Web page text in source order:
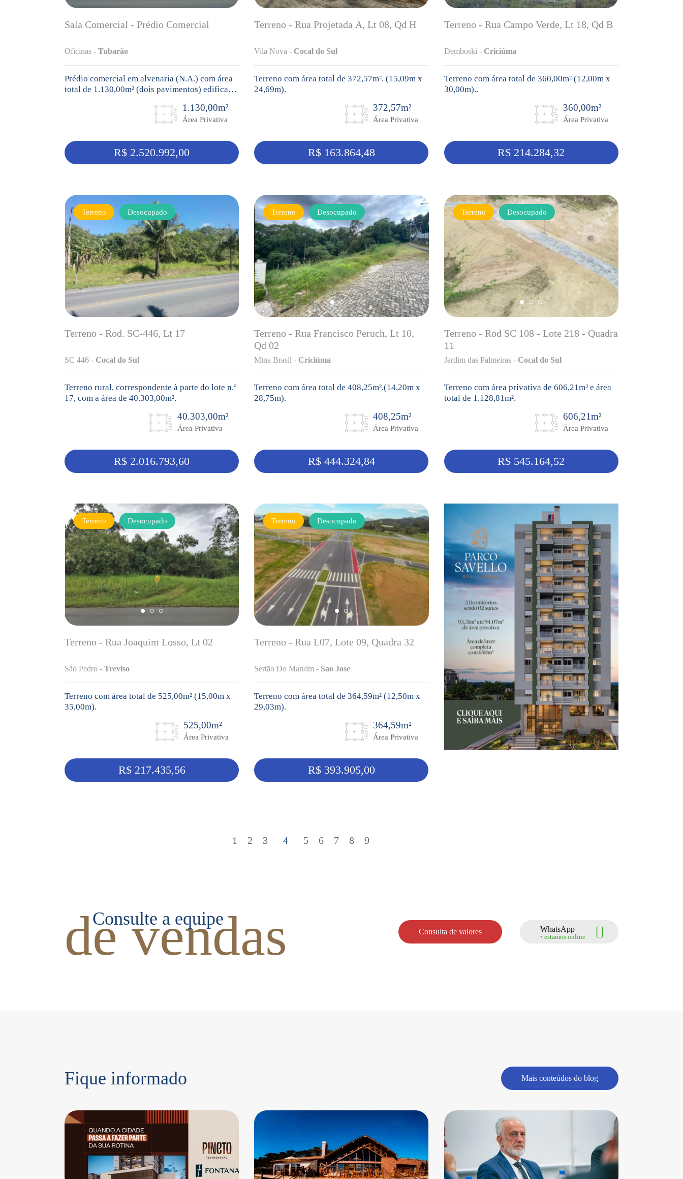
Sala Comercial - Prédio Comercial
Oficinas - Tubarão
Prédio comercial em alvenaria (N.A.) com área
total de 1.130,00m² (dois pavimentos) edificado
1.130,00m²
Área Privativa
R$ 2.520.992,00
Terreno - Rua Projetada A, Lt 08, Qd H
Vila Nova - Cocal do Sul
Terreno com área total de 372,57m². (15,09m x
24,69m).
372,57m²
Área Privativa
R$ 163.864,48
Terreno - Rua Campo Verde, Lt 18, Qd B
Demboski - Criciúma
Terreno com área total de 360,00m² (12,00m x
30,00m)..
360,00m²
Área Privativa
R$ 214.284,32
Terreno Desocupado
Terreno - Rod. SC-446, Lt 17
SC 446 - Cocal do Sul
Terreno rural, correspondente à parte do lote n.º
17, com a área de 40.303,00m².
40.303,00m²
Área Privativa
R$ 2.016.793,60
Terreno Desocupado
Terreno - Rua Francisco Peruch, Lt 10,
Qd 02
Mina Brasil - Criciúma
Terreno com área total de 408,25m².(14,20m x
28,75m).
408,25m²
Área Privativa
R$ 444.324,84
Terreno Desocupado
Terreno - Rod SC 108 - Lote 218 - Quadra
11
Jardim das Palmeiras - Cocal do Sul
Terreno com área privativa de 606,21m² e área
total de 1.128,81m².
606,21m²
Área Privativa
R$ 545.164,52
Terreno Desocupado
Terreno - Rua Joaquim Losso, Lt 02
São Pedro - Treviso
Terreno com área total de 525,00m² (15,00m x
35,00m).
525,00m²
Área Privativa
R$ 217.435,56
Terreno Desocupado
Terreno - Rua L07, Lote 09, Quadra 32
Sertão Do Maruim - Sao Jose
Terreno com área total de 364,59m² (12,50m x
29,03m).
364,59m²
Área Privativa
R$ 393.905,00
1 2 3 4 5 6 7 8 9
Consulte a equipe
de vendas Consulta de valores WhatsApp
• estamos online
Fique informado Mais conteúdos do blog